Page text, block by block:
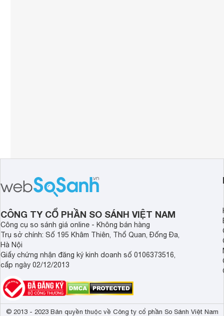
CÔNG TY CỔ PHẦN SO SÁNH VIỆT NAM
Công cụ so sánh giá online - Không bán hàng
Trụ sở chính: Số 195 Khâm Thiên, Thổ Quan, Đống Đa,
Hà Nội
Giấy chứng nhận đăng ký kinh doanh số 0106373516,
cấp ngày 02/12/2013
© 2013 - 2023 Bản quyền thuộc về Công ty cổ phần So Sánh Việt Nam